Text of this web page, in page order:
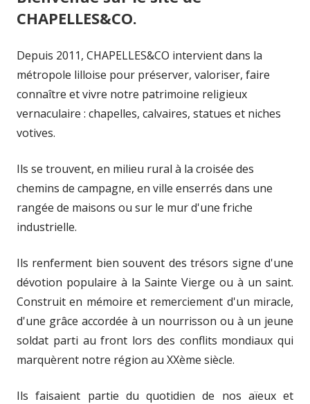
CHAPELLES&CO.
Depuis 2011, CHAPELLES&CO intervient dans la
métropole lilloise pour préserver, valoriser, faire
connaître et vivre notre patrimoine religieux
vernaculaire : chapelles, calvaires, statues et niches
votives.
Ils se trouvent, en milieu rural à la croisée des
chemins de campagne, en ville enserrés dans une
rangée de maisons ou sur le mur d'une friche
industrielle.
Ils renferment bien souvent des trésors signe d'une
dévotion populaire à la Sainte Vierge ou à un saint.
Construit en mémoire et remerciement d'un miracle,
d'une grâce accordée à un nourrisson ou à un jeune
soldat parti au front lors des conflits mondiaux qui
marquèrent notre région au XXème siècle.
Ils faisaient partie du quotidien de nos aïeux et